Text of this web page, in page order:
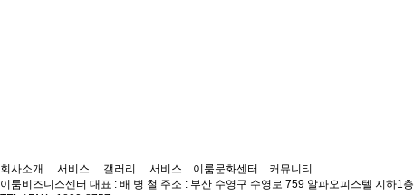
회사소개 서비스 갤러리 서비스 이룸문화센터
커뮤니티
이룸비즈니스센터 대표 : 배 병 철 주소 : 부산 수영구 수영로 759 알파오피스텔 지하1층